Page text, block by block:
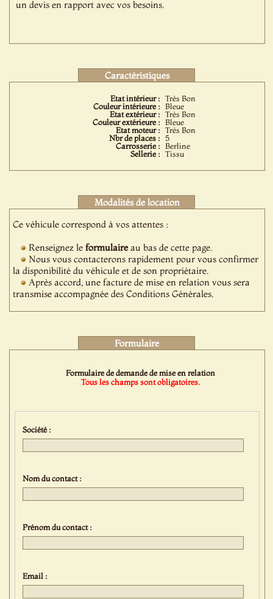
un devis en rapport avec vos besoins.
Caractéristiques
Etat intérieur : Très Bon
Couleur intérieure : Bleue
Etat extérieur : Très Bon
Couleur extérieure : Bleue
Etat moteur : Très Bon
Nbr de places :
5
Carrosserie : Berline
Sellerie : Tissu
Modalités de location
Ce véhicule correspond à vos attentes :
Renseignez leformulaireau bas de cette page.
Nous vous contacterons rapidement pour vous confirmer
la disponibilité du véhicule et de son propriétaire.
Après accord, une facture de mise en relation vous sera
transmise accompagnée des Conditions Générales.
Formulaire
Formulaire de demande de mise en relation
Tous les champs sont obligatoires.
Société :
Nom du contact :
Prénom du contact :
Email :